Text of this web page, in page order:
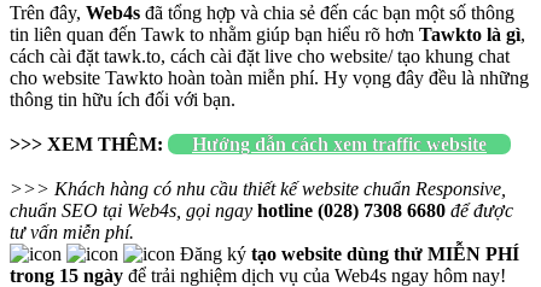
Trên đây, Web4s đã tổng hợp và chia sẻ đến các bạn một số thông
tin liên quan đến Tawk to nhằm giúp bạn hiểu rõ hơn Tawkto là gì,
cách cài đặt tawk.to, cách cài đặt live cho website/ tạo khung chat
cho website Tawkto hoàn toàn miễn phí. Hy vọng đây đều là những
thông tin hữu ích đối với bạn.
>>> XEM THÊM: Hướng dẫn cách xem traffic website
>>> Khách hàng có nhu cầu thiết kế website chuẩn Responsive,
chuẩn SEO tại Web4s, gọi ngay hotline (028) 7308 6680 để được
tư vấn miễn phí.
Đăng ký tạo website dùng thử MIỄN PHÍ
trong 15 ngày để trải nghiệm dịch vụ của Web4s ngay hôm nay!